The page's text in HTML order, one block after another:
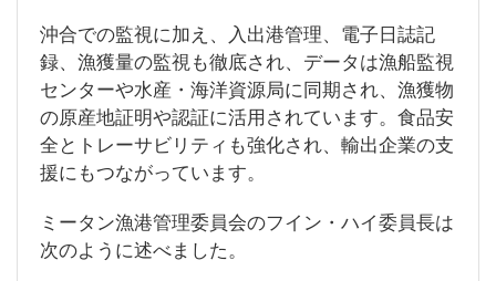
沖合での監視に加え、入出港管理、電子日誌記
録、漁獲量の監視も徹底され、データは漁船監視
センターや水産・海洋資源局に同期され、漁獲物
の原産地証明や認証に活用されています。食品安
全とトレーサビリティも強化され、輸出企業の支
援にもつながっています。
ミータン漁港管理委員会のフイン・ハイ委員長は
次のように述べました。